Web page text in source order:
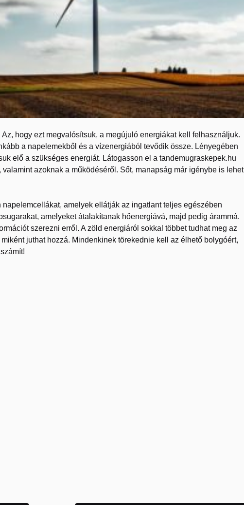
hogy ezt megvalósítsuk, a megújuló energiákat kell felhasználjuk.
a napelemekből és a vízenergiából tevődik össze. Lényegében
elő a szükséges energiát. Látogasson el a tandemugraskepek.hu
azoknak a működéséről. Sőt, manapság már igénybe is lehet
amelyek ellátják az ingatlant teljes egészében
amelyeket átalakítanak hőenergiává, majd pedig árammá.
szerezni erről. A zöld energiáról sokkal többet tudhat meg az
juthat hozzá. Mindenkinek törekednie kell az élhető bolygóért,